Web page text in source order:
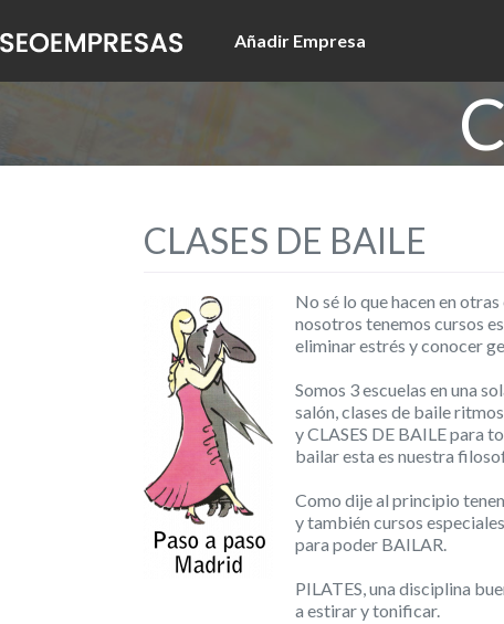
Añadir Empresa
CLASES DE BAILE
No sé lo que hacen en
nosotros tenemos cursos
eliminar estrés y conocer
Somos 3 escuelas en una
salón, clases de baile
y CLASES DE BAILE para
bailar esta es nuestra
Como dije al principio
y también cursos
para poder BAILAR.
PILATES, una disciplina
a estirar y tonificar.